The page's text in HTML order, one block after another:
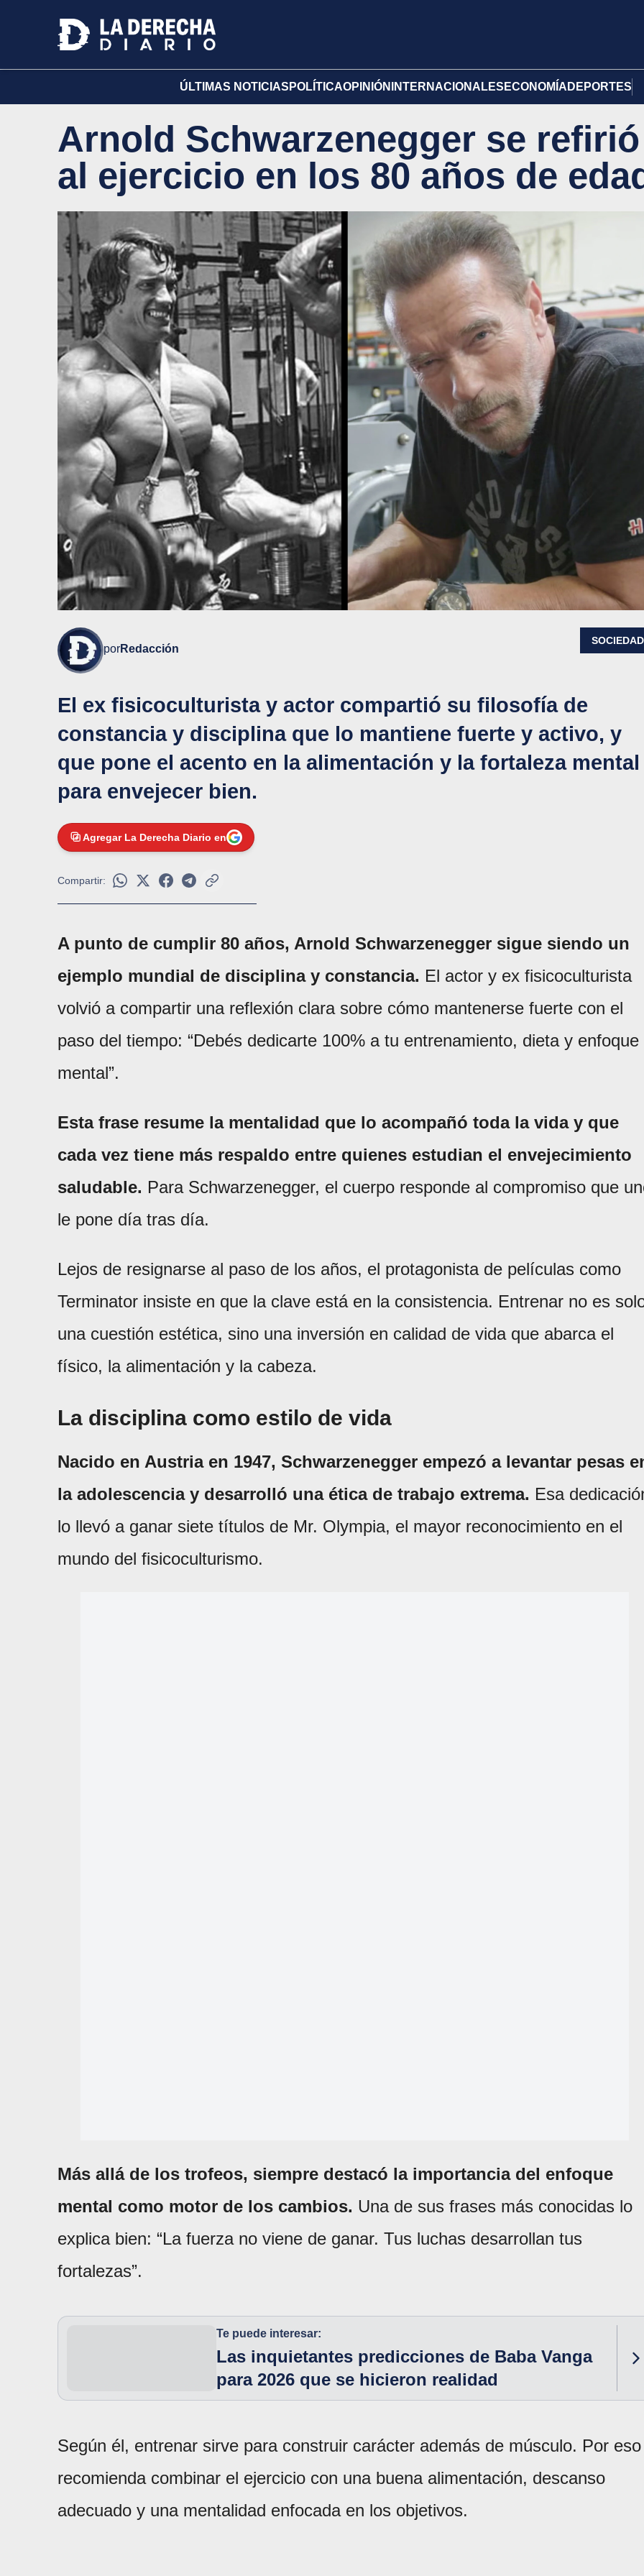
ÚLTIMAS NOTICIAS POLÍTICAOPINIÓN INTERNACIONALES ECONOMÍA DEPORTES
Arnold Schwarzenegger se refirió
al ejercicio en los 80 años de
porRedacción
SOCIEDAD
El ex fisicoculturista y actor compartió su filosofía de
constancia y disciplina que lo mantiene fuerte y activo, y
que pone el acento en la alimentación y la fortaleza mental
para envejecer bien.
Agregar La Derecha Diario en
Compartir:
A punto de cumplir 80 años, Arnold Schwarzenegger sigue siendo un
ejemplo mundial de disciplina y constancia. El actor y ex fisicoculturista
volvió a compartir una reflexión clara sobre cómo mantenerse fuerte con el
paso del tiempo: “Debés dedicarte 100% a tu entrenamiento, dieta y enfoque
mental”.
Esta frase resume la mentalidad que lo acompañó toda la vida y que
cada vez tiene más respaldo entre quienes estudian el envejecimiento
saludable. Para Schwarzenegger, el cuerpo responde al compromiso que
le pone día tras día.
Lejos de resignarse al paso de los años, el protagonista de películas como
Terminator insiste en que la clave está en la consistencia. Entrenar no es
una cuestión estética, sino una inversión en calidad de vida que abarca el
físico, la alimentación y la cabeza.
La disciplina como estilo de vida
Nacido en Austria en 1947, Schwarzenegger empezó a levantar pesas
la adolescencia y desarrolló una ética de trabajo extrema. Esa
lo llevó a ganar siete títulos de Mr. Olympia, el mayor reconocimiento en el
mundo del fisicoculturismo.
Más allá de los trofeos, siempre destacó la importancia del enfoque
mental como motor de los cambios. Una de sus frases más conocidas lo
explica bien: “La fuerza no viene de ganar. Tus luchas desarrollan tus
fortalezas”.
Te puede interesar:
Las inquietantes predicciones de Baba Vanga
para 2026 que se hicieron realidad
Según él, entrenar sirve para construir carácter además de músculo. Por eso
recomienda combinar el ejercicio con una buena alimentación, descanso
adecuado y una mentalidad enfocada en los objetivos.